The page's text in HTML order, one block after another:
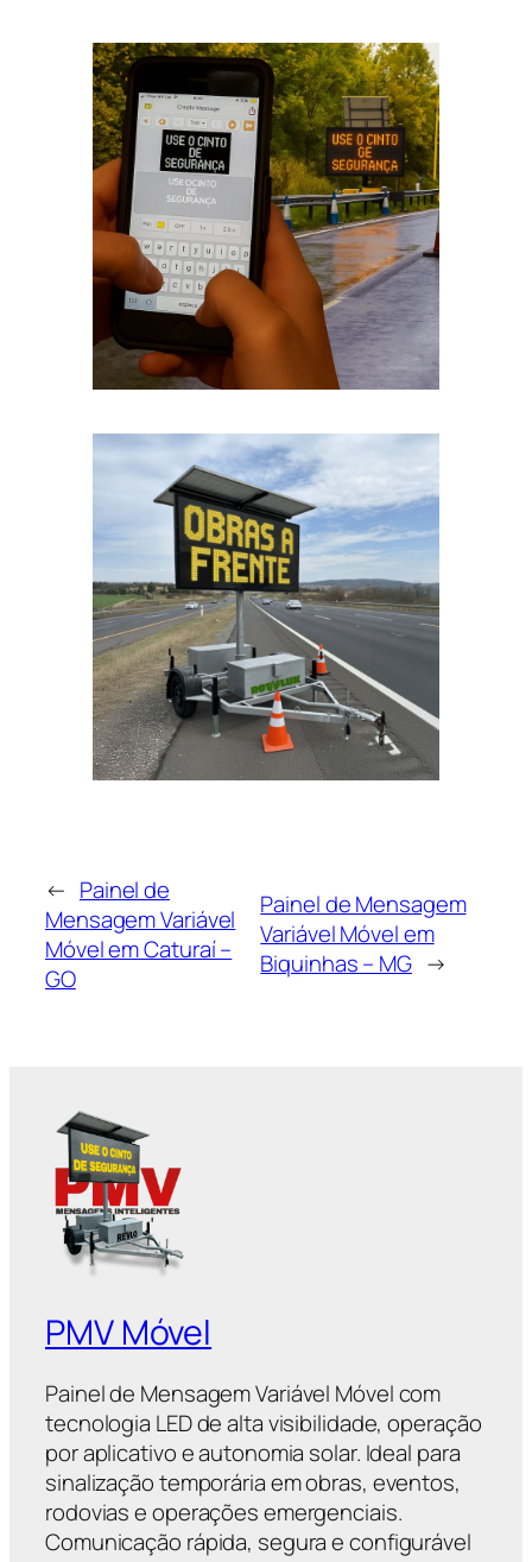
← Painel de
Mensagem Variável
Móvel em Caturaí –
GO
Painel de Mensagem
Variável Móvel em
Biquinhas – MG →
PMV Móvel
Painel de Mensagem Variável Móvel com
tecnologia LED de alta visibilidade, operação
por aplicativo e autonomia solar. Ideal para
sinalização temporária em obras, eventos,
rodovias e operações emergenciais.
Comunicação rápida, segura e configurável